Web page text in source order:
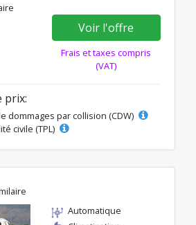
Voir l'offre
Frais et taxes compris
(VAT)
prix:
dommages par collision (CDW)
civile (TPL)
Automatique